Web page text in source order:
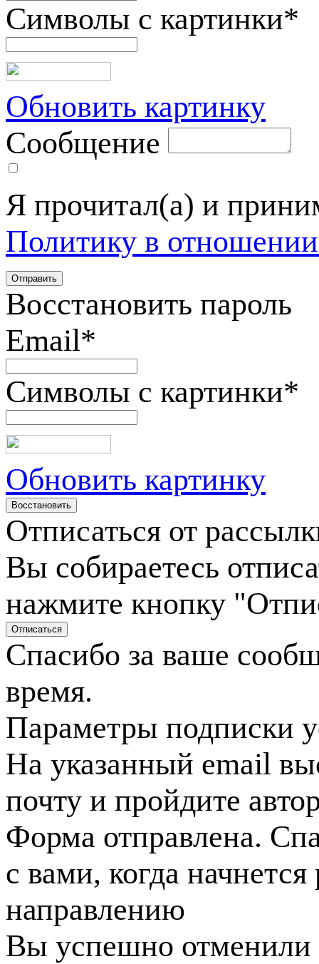
Символы с картинки*
Обновить картинку
Сообщение
Я прочитал(а) и
Политику в
Восстановить пароль
Email*
Символы с картинки*
Обновить картинку
Отписаться от
Вы собираетесь
нажмите кнопку
Спасибо за ваше
время.
Параметры подписки
На указанный email
почту и пройдите
Форма отправлена.
с вами, когда
направлению
Вы успешно отменили